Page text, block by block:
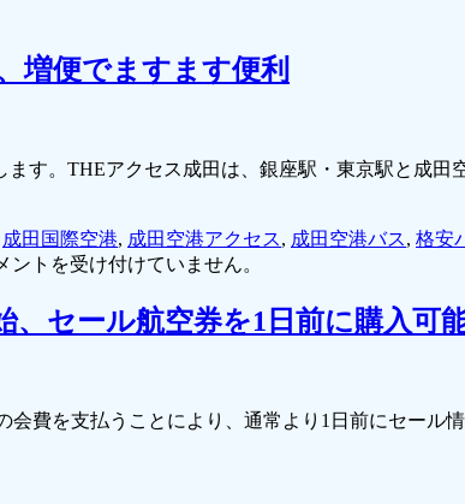
増便でますます便利
す。THEアクセス成田は、銀座駅・東京駅と成田
成田国際空港, 成田空港アクセス, 成田空港バス, 格安
ントを受け付けていません。
セール航空券を1日前に購入可
費を支払うことにより、通常より1日前にセール